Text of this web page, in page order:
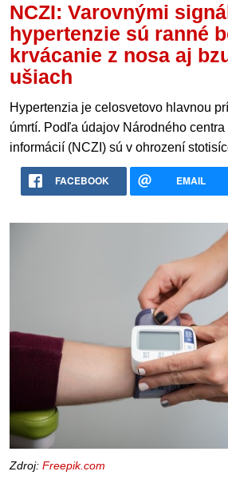
NCZI: Varovnými
hypertenzie sú ranné
krvácanie z nosa aj
ušiach
Hypertenzia je celosvetovo hlavnou
úmrtí. Podľa údajov Národného
informácií (NCZI) sú v ohrození
FACEBOOK EMAIL
Zdroj: Freepik.com